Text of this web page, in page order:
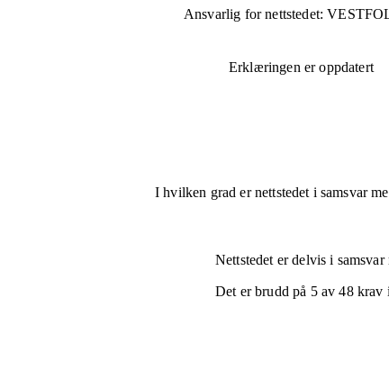
Ansvarlig for nettstedet:
Erklæringen er oppdatert
I hvilken grad er nettstedet i samsvar
Nettstedet erdelvis i samsvar
Det er brudd på 5av48krav